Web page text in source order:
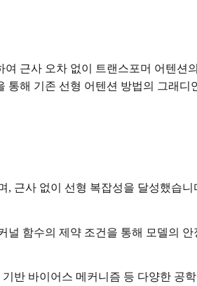
근사 오차 없이 트랜스포머 어텐션
통해 기존 선형 어텐션 방법의 그래
, 근사 없이 선형 복잡성을 달성했습니
널 함수의 제약 조건을 통해 모델의
반 바이어스 메커니즘 등 다양한 공